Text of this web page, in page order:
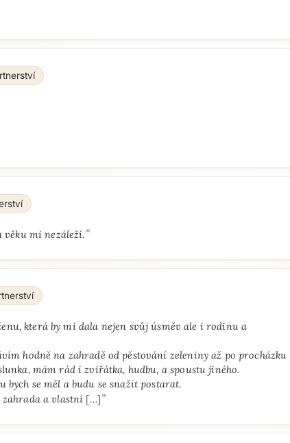
Přejít na hlavní obsah
věku mi nezáleží."
která by mi dala nejen svůj úsměv ale i rodinu a
hodně na zahradě od pěstování zeleniny až po procházku
mám rád i zvířátka, hudbu, a spoustu jiného.
bych se měl a budu se snažit postarat.
a vlastní […]"